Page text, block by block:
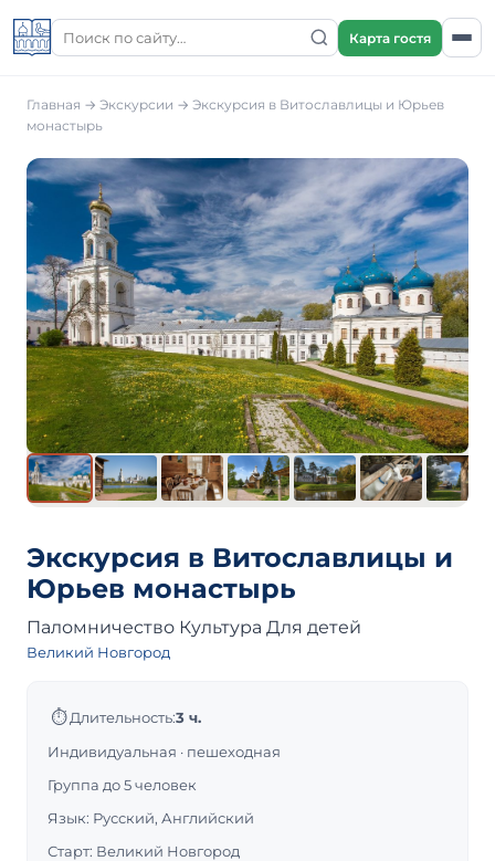
Карта гостя
Главная → Экскурсии → Экскурсия в Витославлицы и Юрьев
монастырь
Экскурсия в Витославлицы и
Юрьев монастырь
Паломничество Культура Для детей
Великий Новгород
⏱ Длительность:3 ч.
Индивидуальная · пешеходная
Группа до 5 человек
Язык: Русский, Английский
Старт: Великий Новгород